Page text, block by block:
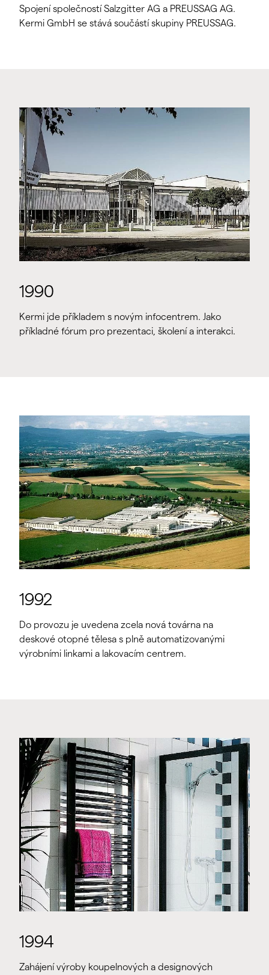
Spojení společností Salzgitter AG a PREUSSAG AG.
Kermi GmbH se stává součástí skupiny PREUSSAG.
1990
Kermi jde příkladem s novým infocentrem. Jako
příkladné fórum pro prezentaci, školení a interakci.
1992
Do provozu je uvedena zcela nová továrna na
deskové otopné tělesa s plně automatizovanými
výrobními linkami a lakovacím centrem.
1994
Zahájení výroby koupelnových a designových